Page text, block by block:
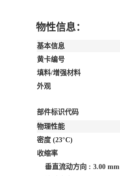
物性信息：
基本信息
黄卡编号
填料/增强材料
外观
部件标识代码
物理性能
密度 (23°C)
收缩率
垂直流动方向 : 3.00 mm